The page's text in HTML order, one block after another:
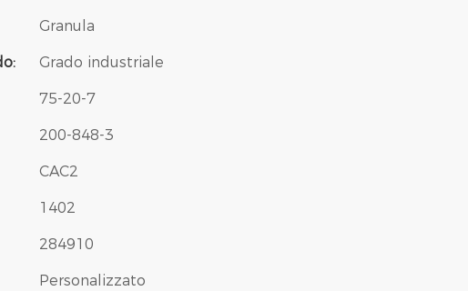
Granula
Grado industriale
75-20-7
200-848-3
CAC2
1402
284910
Personalizzato